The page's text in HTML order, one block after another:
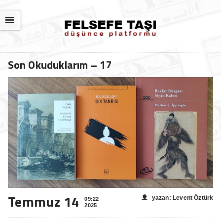
☰
Son Okuduklarım – 17
Temmuz 14
09:22
2025
yazan: Levent Öztürk